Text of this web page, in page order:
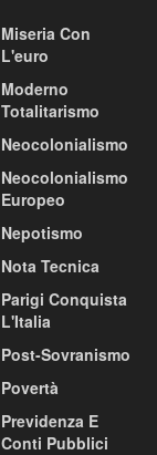
Miseria Con
L'euro
Moderno
Totalitarismo
Neocolonialismo
Neocolonialismo
Europeo
Nepotismo
Nota Tecnica
Parigi Conquista
L'Italia
Post-Sovranismo
Povertà
Previdenza E
Conti Pubblici